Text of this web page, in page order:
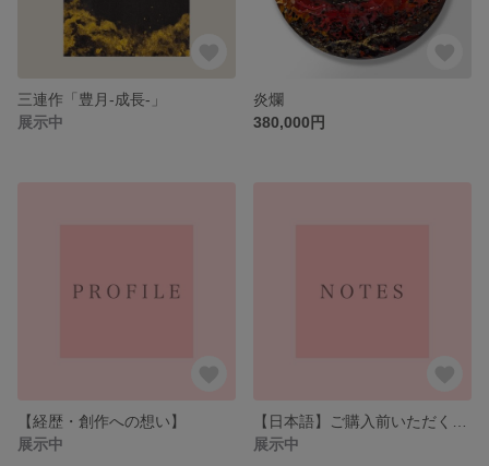
三連作「豊月-成長-」
展示中
炎爛
380,000円
【経歴・創作への想い】
展示中
展示中